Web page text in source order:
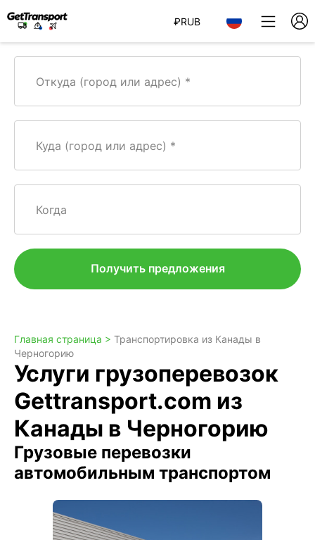
₽RUB
Откуда (город или адрес)
Куда (город или адрес)
Когда
Получить предложения
Главная страница > Транспортировка из Канады в
Черногорию
Услуги грузоперевозок
Gettransport.com из
Канады в Черногорию
Грузовые перевозки
автомобильным транспортом